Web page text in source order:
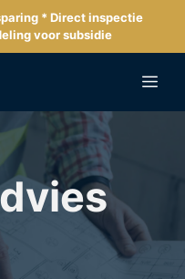
* Direct inspectie
voor subsidie